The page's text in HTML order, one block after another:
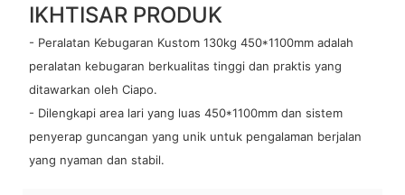
IKHTISAR PRODUK
- Peralatan Kebugaran Kustom 130kg 450*1100mm adalah
peralatan kebugaran berkualitas tinggi dan praktis yang
ditawarkan oleh Ciapo.
- Dilengkapi area lari yang luas 450*1100mm dan sistem
penyerap guncangan yang unik untuk pengalaman berjalan
yang nyaman dan stabil.